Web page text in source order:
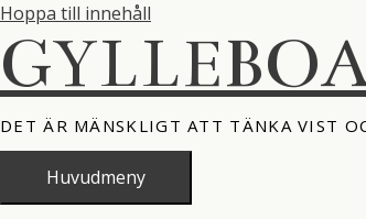
Hoppa till innehåll
DET ÄR MÄNSKLIGT ATT TÄNKA VIST
Huvudmeny